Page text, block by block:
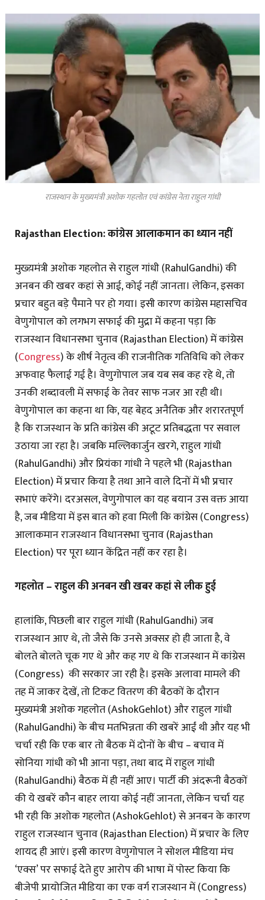
राजस्थान के मुख्यमंत्री अशोक गहलोत एवं कांग्रेस नेता राहुल गांधी
Rajasthan Election: कांग्रेस आलाकमान का ध्यान नहीं
मुख्य़मंत्री अशोक गहलोत से राहुल गांधी (RahulGandhi) की
अनबन की खबर कहां से आई, कोई नहीं जानता। लेकिन, इसका
प्रचार बहुत बड़े पैमाने पर हो गया। इसी कारण कांग्रेस महासचिव
वेणुगोपाल को लगभग सफाई की मुद्रा में कहना पड़ा कि
राजस्थान विधानसभा चुनाव (Rajasthan Election) में कांग्रेस
(Congress) के शीर्ष नेतृत्व की राजनीतिक गतिविधि को लेकर
अफवाह फैलाई गई है। वेणुगोपाल जब यब सब कह रहे थे, तो
उनकी शब्दावली में सफाई के तेवर साफ नजर आ रही थी।
वेणुगोपाल का कहना था कि, यह बेहद अनैतिक और शरारतपूर्ण
है कि राजस्थान के प्रति कांग्रेस की अटूट प्रतिबद्धता पर सवाल
उठाया जा रहा है। जबकि मल्लिकार्जुन खरगे, राहुल गांधी
(RahulGandhi) और प्रियंका गांधी ने पहले भी (Rajasthan
Election) में प्रचार किया है तथा आने वाले दिनों में भी प्रचार
सभाएं करेंगे। दरअसल, वेणुगोपाल का यह बयान उस वक्त आया
है, जब मीडिया में इस बात को हवा मिली कि कांग्रेस (Congress)
आलाकमान राजस्थान विधानसभा चुनाव (Rajasthan
Election) पर पूरा ध्यान केंद्रित नहीं कर रहा है।
गहलोत – राहुल की अनबन खी खबर कहां से लीक हुई
हालांकि, पिछली बार राहुल गांधी (RahulGandhi) जब
राजस्थान आए थे, तो जैसे कि उनसे अक्सऱ हो ही जाता है, वे
बोलते बोलते चूक गए थे और कह गए थे कि राजस्थान में कांग्रेस
(Congress) की सरकार जा रही है। इसके अलावा मामले की
तह में जाकर देखें, तो टिकट वितरण की बैठकों के दौरान
मुख्यमंत्री अशोक गहलोत (AshokGehlot) और राहुल गांधी
(RahulGandhi) के बीच मतभिन्नता की खबरें आईं थी और यह भी
चर्चा रही कि एक बार तो बैठक में दोनों के बीच – बचाव में
सोनिया गांधी को भी आना पड़ा, तथा बाद में राहुल गांधी
(RahulGandhi) बैठक में ही नहीं आए। पार्टी की अंदरूनी बैठकों
की ये खबरें कौन बाहर लाया कोई नहीं जानता, लेकिन चर्चा यह
भी रही कि अशोक गहलोत (AshokGehlot) से अनबन के कारण
राहुल राजस्थान चुनाव (Rajasthan Election) में प्रचार के लिए
शायद ही आएं। इसी कारण वेणुगोपाल ने सोशल मीडिया मंच
‘एक्स’ पर सफाई देते हुए आरोप की भाषा में पोस्ट किया कि
बीजेपी प्रायोजित मीडिया का एक वर्ग राजस्थान में (Congress)